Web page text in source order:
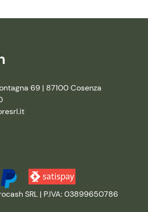
69 | 87100 Cosenza
SRL | P.IVA: 03899650786